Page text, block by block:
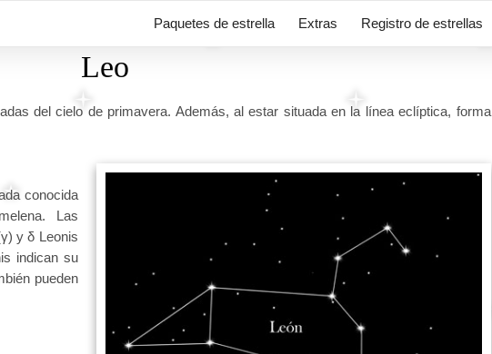
Paquetes de estrella Extras Registro de estrellas
Leo
del cielo de primavera. Además, al estar situada en la línea eclíptica, forma
conocida
Las
y δ Leonis
indican su
pueden